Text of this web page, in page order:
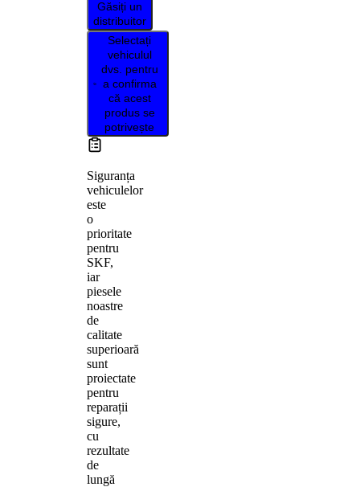
Găsiți un
distribuitor
Selectați
vehiculul
dvs. pentru
a confirma
că acest
produs se
potrivește
Siguranța
vehiculelor
este
o
prioritate
pentru
SKF,
iar
piesele
noastre
de
calitate
superioară
sunt
proiectate
pentru
reparații
sigure,
cu
rezultate
de
lungă